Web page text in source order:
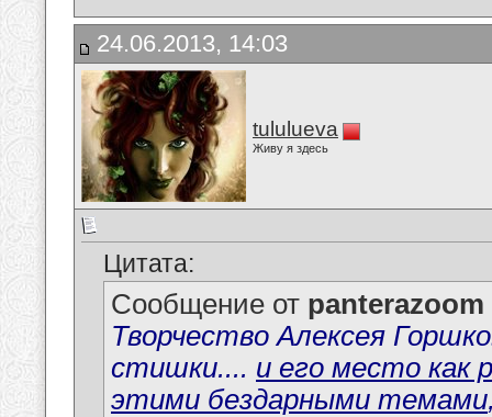
24.06.2013, 14:03
tululueva
Живу я здесь
Цитата:
Сообщение от panterazoom
Творчество Алексея
стишки.... и его место как
этими бездарными темами